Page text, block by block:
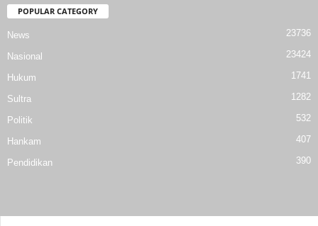
POPULAR CATEGORY
News 23736
Nasional 23424
Hukum 1741
Sultra 1282
Politik 532
Hankam 407
Pendidikan 390